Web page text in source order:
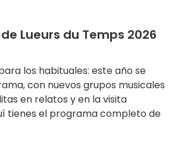
Lueurs du Temps 2026
los habituales: este año se
con nuevos grupos musicales
en relatos y en la visita
tienes el programa completo de